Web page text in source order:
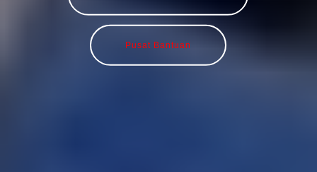
Pusat Bantuan